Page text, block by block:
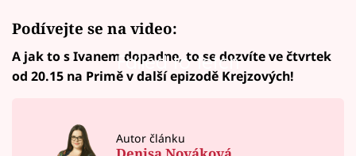
Podívejte se na video:
Failed to fetch
A jak to s Ivanem dopadne, to se dozvíte ve čtvrtek
od 20.15 na Primě v další epizodě Krejzových!
Autor článku